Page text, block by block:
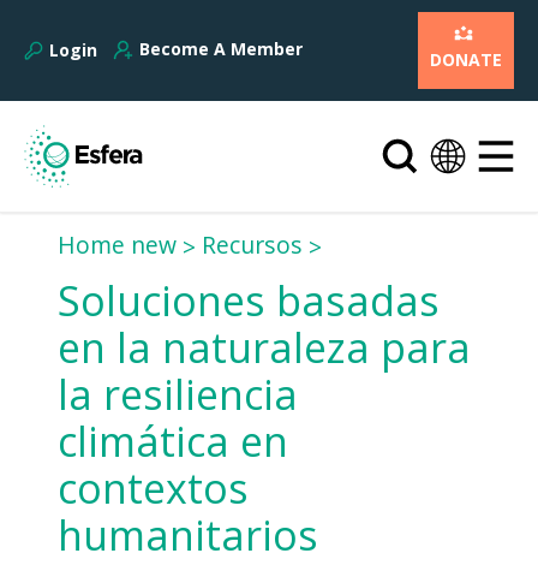
Login Become A Member DONATE
Home new Recursos
Soluciones basadas
en la naturaleza para
la resiliencia
climática en
contextos
humanitarios